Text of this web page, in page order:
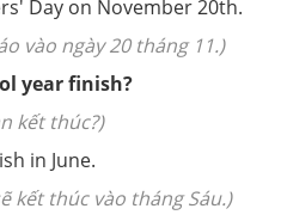
Day on November 20th.
vào ngày 20 tháng 11.)
year finish?
kết thúc?)
in June.
kết thúc vào tháng Sáu.)